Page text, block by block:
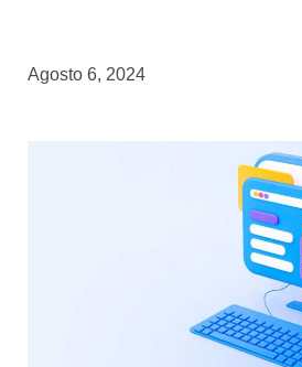
Agosto 6, 2024